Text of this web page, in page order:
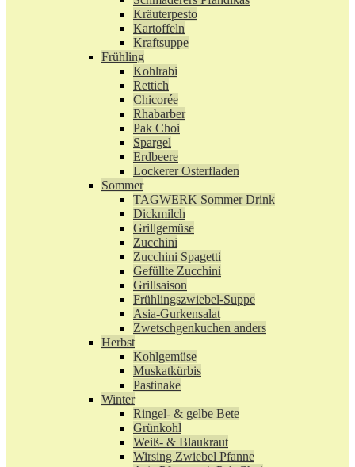
Kräuterpesto
Kartoffeln
Kraftsuppe
Frühling
Kohlrabi
Rettich
Chicorée
Rhabarber
Pak Choi
Spargel
Erdbeere
Lockerer Osterfladen
Sommer
TAGWERK Sommer Drink
Dickmilch
Grillgemüse
Zucchini
Zucchini Spagetti
Gefüllte Zucchini
Grillsaison
Frühlingszwiebel-Suppe
Asia-Gurkensalat
Zwetschgenkuchen anders
Herbst
Kohlgemüse
Muskatkürbis
Pastinake
Winter
Ringel- & gelbe Bete
Grünkohl
Weiß- & Blaukraut
Wirsing Zwiebel Pfanne